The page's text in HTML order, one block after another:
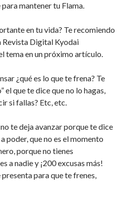
mantener tu Flama.
en tu vida? Te recomiendo
Revista Digital Kyodai
tema en un próximo artículo.
¿qué es lo que te frena? Te
el que te dice que no lo hagas,
si fallas? Etc, etc.
te deja avanzar porque te dice
poder, que no es el momento
porque no tienes
a nadie y ¡200 excusas más!
presenta para que te frenes,